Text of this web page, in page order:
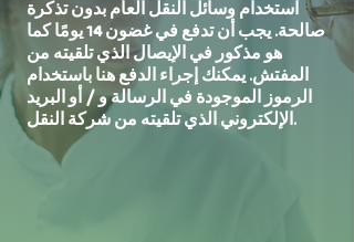
استخدام وسائل النقل العام بدون تذكرة
صالحة. يجب أن تدفع في غضون 14 يومًا كما
هو مذكور في الإيصال الذي تلقيته من
المفتش. يمكنك إجراء الدفع هنا باستخدام
الرموز الموجودة في الرسالة و / أو البريد
الإلكتروني الذي تلقيته من شركة النقل.